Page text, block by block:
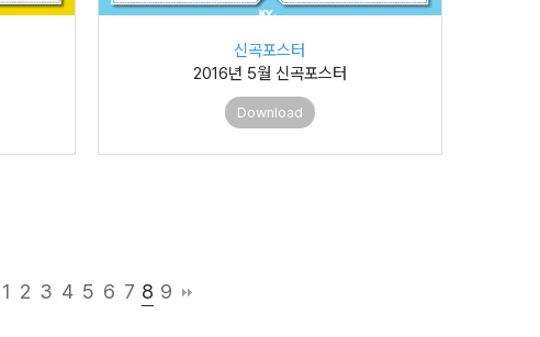
신곡포스터
2016년 5월 신곡포스터
Download
1 2 3 4 5 6 7 8 9